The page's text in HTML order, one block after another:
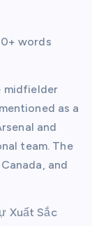
words
midfielder
as a
and
team. The
and
Xuất Sắc